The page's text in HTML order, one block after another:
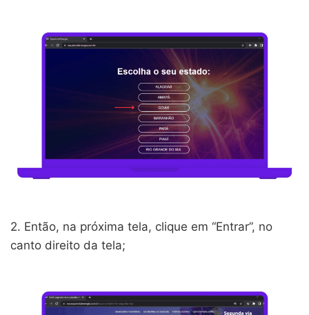
2. Então, na próxima tela, clique em “Entrar”, no
canto direito da tela;